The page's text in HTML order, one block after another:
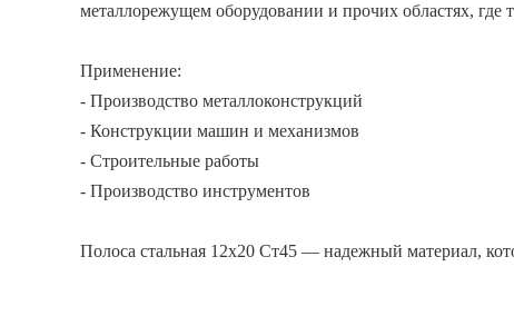
металлорежущем оборудовании и прочих областях, где
Применение:
- Производство металлоконструкций
- Конструкции машин и механизмов
- Строительные работы
- Производство инструментов
Полоса стальная 12x20 Ст45 — надежный материал,